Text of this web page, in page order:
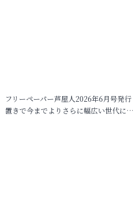
フリーペーパー芦屋人2026年6月号発
置きで今までよりさらに幅広い世代に…